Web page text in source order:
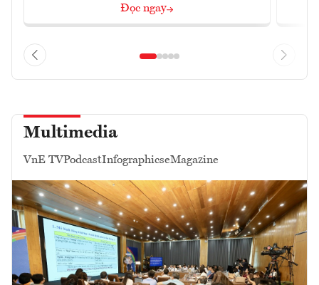
Đọc ngay
Multimedia
VnE TVPodcastInfographicseMagazine